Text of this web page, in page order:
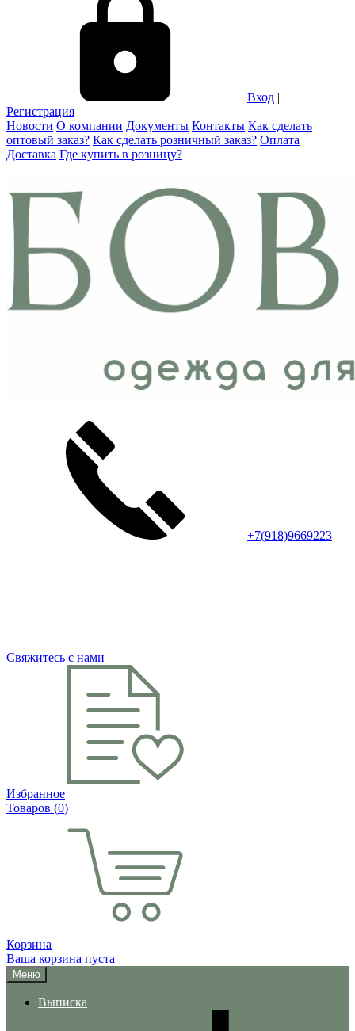
Вход |
Регистрация
Новости О компании Документы Контакты Как сделать
оптовый заказ? Как сделать розничный заказ? Оплата
Доставка Где купить в розницу?
+7(918)9669223
Свяжитесь с нами
Избранное
Товаров (0)
Корзина
Ваша корзина пуста
Меню
Выписка